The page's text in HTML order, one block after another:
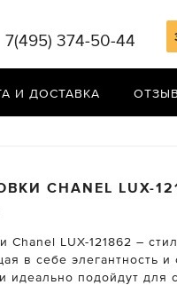
7(495) 374-50-44
И ДОСТАВКА
CHANEL LUX-
Chanel LUX-121862 –
в себе элегантность
идеально подойдут для